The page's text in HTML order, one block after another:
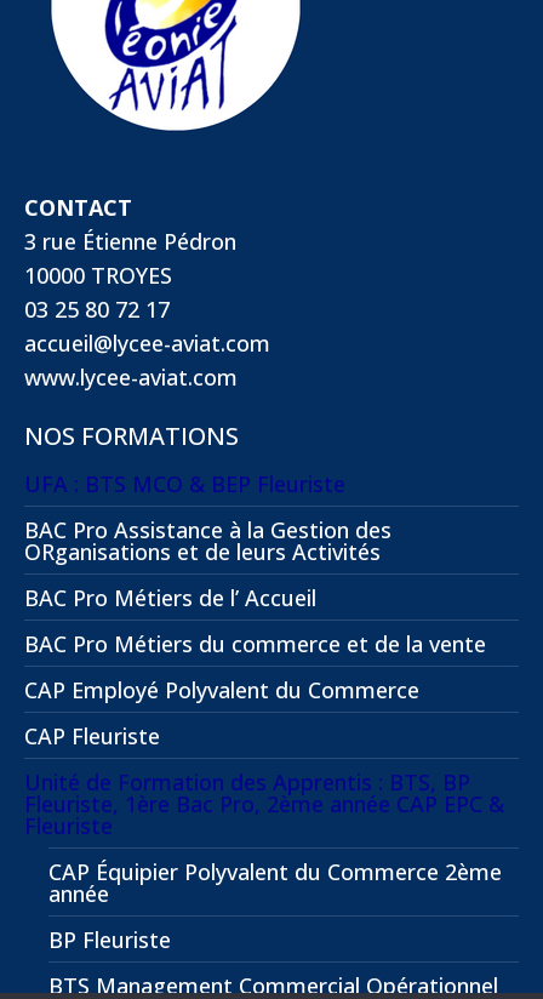
CONTACT
3 rue Étienne Pédron
10000 TROYES
03 25 80 72 17
accueil@lycee-aviat.com
www.lycee-aviat.com
NOS FORMATIONS
UFA : BTS MCO & BEP Fleuriste
BAC Pro Assistance à la Gestion des
ORganisations et de leurs Activités
BAC Pro Métiers de l’ Accueil
BAC Pro Métiers du commerce et de la vente
CAP Employé Polyvalent du Commerce
CAP Fleuriste
Unité de Formation des Apprentis : BTS, BP
Fleuriste, 1ère Bac Pro, 2ème année CAP EPC &
Fleuriste
CAP Équipier Polyvalent du Commerce 2ème
année
BP Fleuriste
BTS Management Commercial Opérationnel